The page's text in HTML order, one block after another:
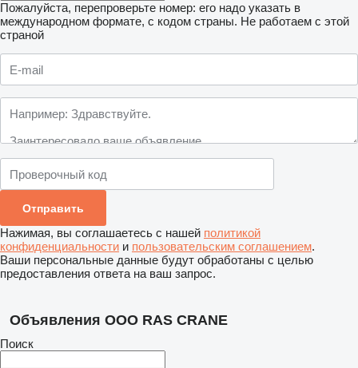
Пожалуйста, перепроверьте номер: его надо указать в
международном формате, с кодом страны. Не работаем с этой
страной
Нажимая, вы соглашаетесь с нашей политикой
конфиденциальности и пользовательским соглашением.
Ваши персональные данные будут обработаны с целью
предоставления ответа на ваш запрос.
Объявления ООО RAS CRANE
Поиск